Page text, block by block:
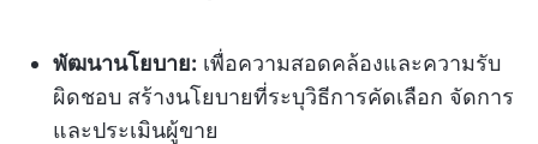
พัฒนานโยบาย: เพื่อความสอดคล้องและความรับ
ผิดชอบ สร้างนโยบายที่ระบุวิธีการคัดเลือก จัดการ
และประเมินผู้ขาย